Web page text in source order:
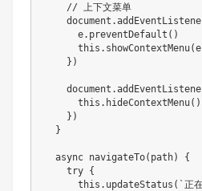
    // 上下文菜单
      e.preventDefault()
    })
      this.hideContextMenu()
    })
  }
  async navigateTo(path) {
    try {
this.updateStatus(`正